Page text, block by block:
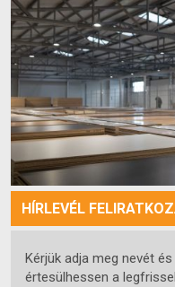
HÍRLEVÉL
Kérjük adja meg nevét
értesülhessen a